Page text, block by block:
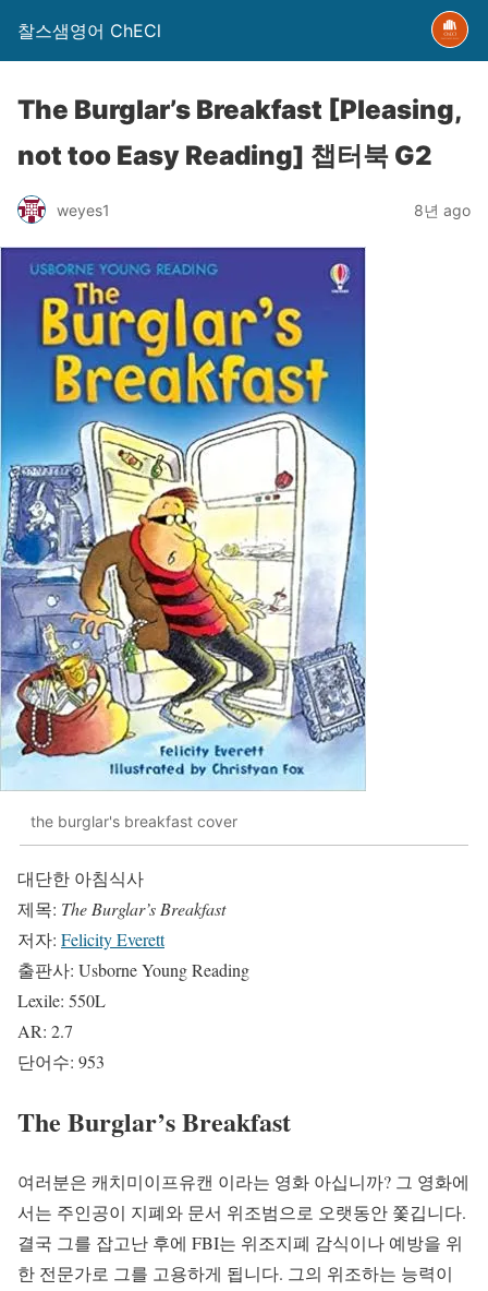
찰스샘영어 ChECl
The Burglar’s Breakfast [Pleasing,
not too Easy Reading] 챕터북 G2
weyes1 8년 ago
the burglar's breakfast cover
대단한 아침식사
제목: The Burglar’s Breakfast
저자: Felicity Everett
출판사: Usborne Young Reading
Lexile: 550L
AR: 2.7
단어수: 953
The Burglar’s Breakfast
여러분은 캐치미이프유캔 이라는 영화 아십니까? 그 영화에
서는 주인공이 지폐와 문서 위조범으로 오랫동안 쫓깁니다.
결국 그를 잡고난 후에 FBI는 위조지폐 감식이나 예방을 위
한 전문가로 그를 고용하게 됩니다. 그의 위조하는 능력이